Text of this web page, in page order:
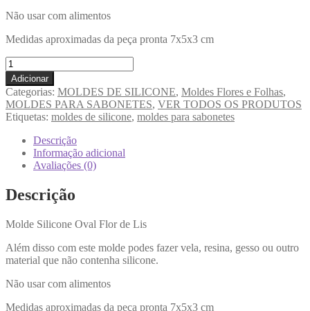
Não usar com alimentos
Medidas aproximadas da peça pronta 7x5x3 cm
Adicionar
Categorias: MOLDES DE SILICONE, Moldes Flores e Folhas,
MOLDES PARA SABONETES, VER TODOS OS PRODUTOS
Etiquetas: moldes de silicone, moldes para sabonetes
Descrição
Informação adicional
Avaliações (0)
Descrição
Molde Silicone Oval Flor de Lis
Além disso com este molde podes fazer vela, resina, gesso ou outro
material que não contenha silicone.
Não usar com alimentos
Medidas aproximadas da peça pronta 7x5x3 cm